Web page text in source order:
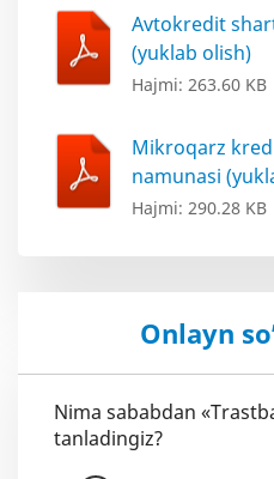
Avtokredit
(yuklab olish)
Hajmi: 263.60 KB
Mikroqarz
namunasi
Hajmi: 290.28 KB
Onlayn
Nima sababdan
tanladingiz?